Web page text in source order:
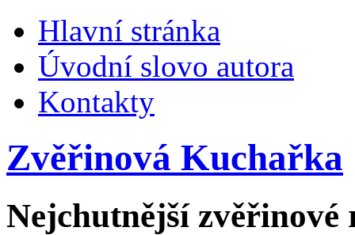
Hlavní stránka
Úvodní slovo autora
Kontakty
Zvěřinová Kuchařka
Nejchutnější zvěřinové